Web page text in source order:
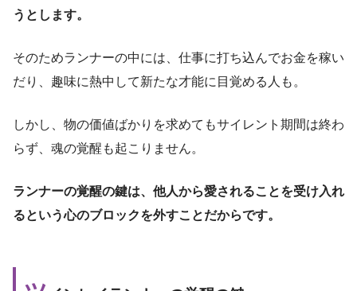
うとします。
そのためランナーの中には、仕事に打ち込んでお金を稼い
だり、趣味に熱中して新たな才能に目覚める人も。
しかし、物の価値ばかりを求めてもサイレント期間は終わ
らず、魂の覚醒も起こりません。
ランナーの覚醒の鍵は、他人から愛されることを受け入れ
るという心のブロックを外すことだからです。